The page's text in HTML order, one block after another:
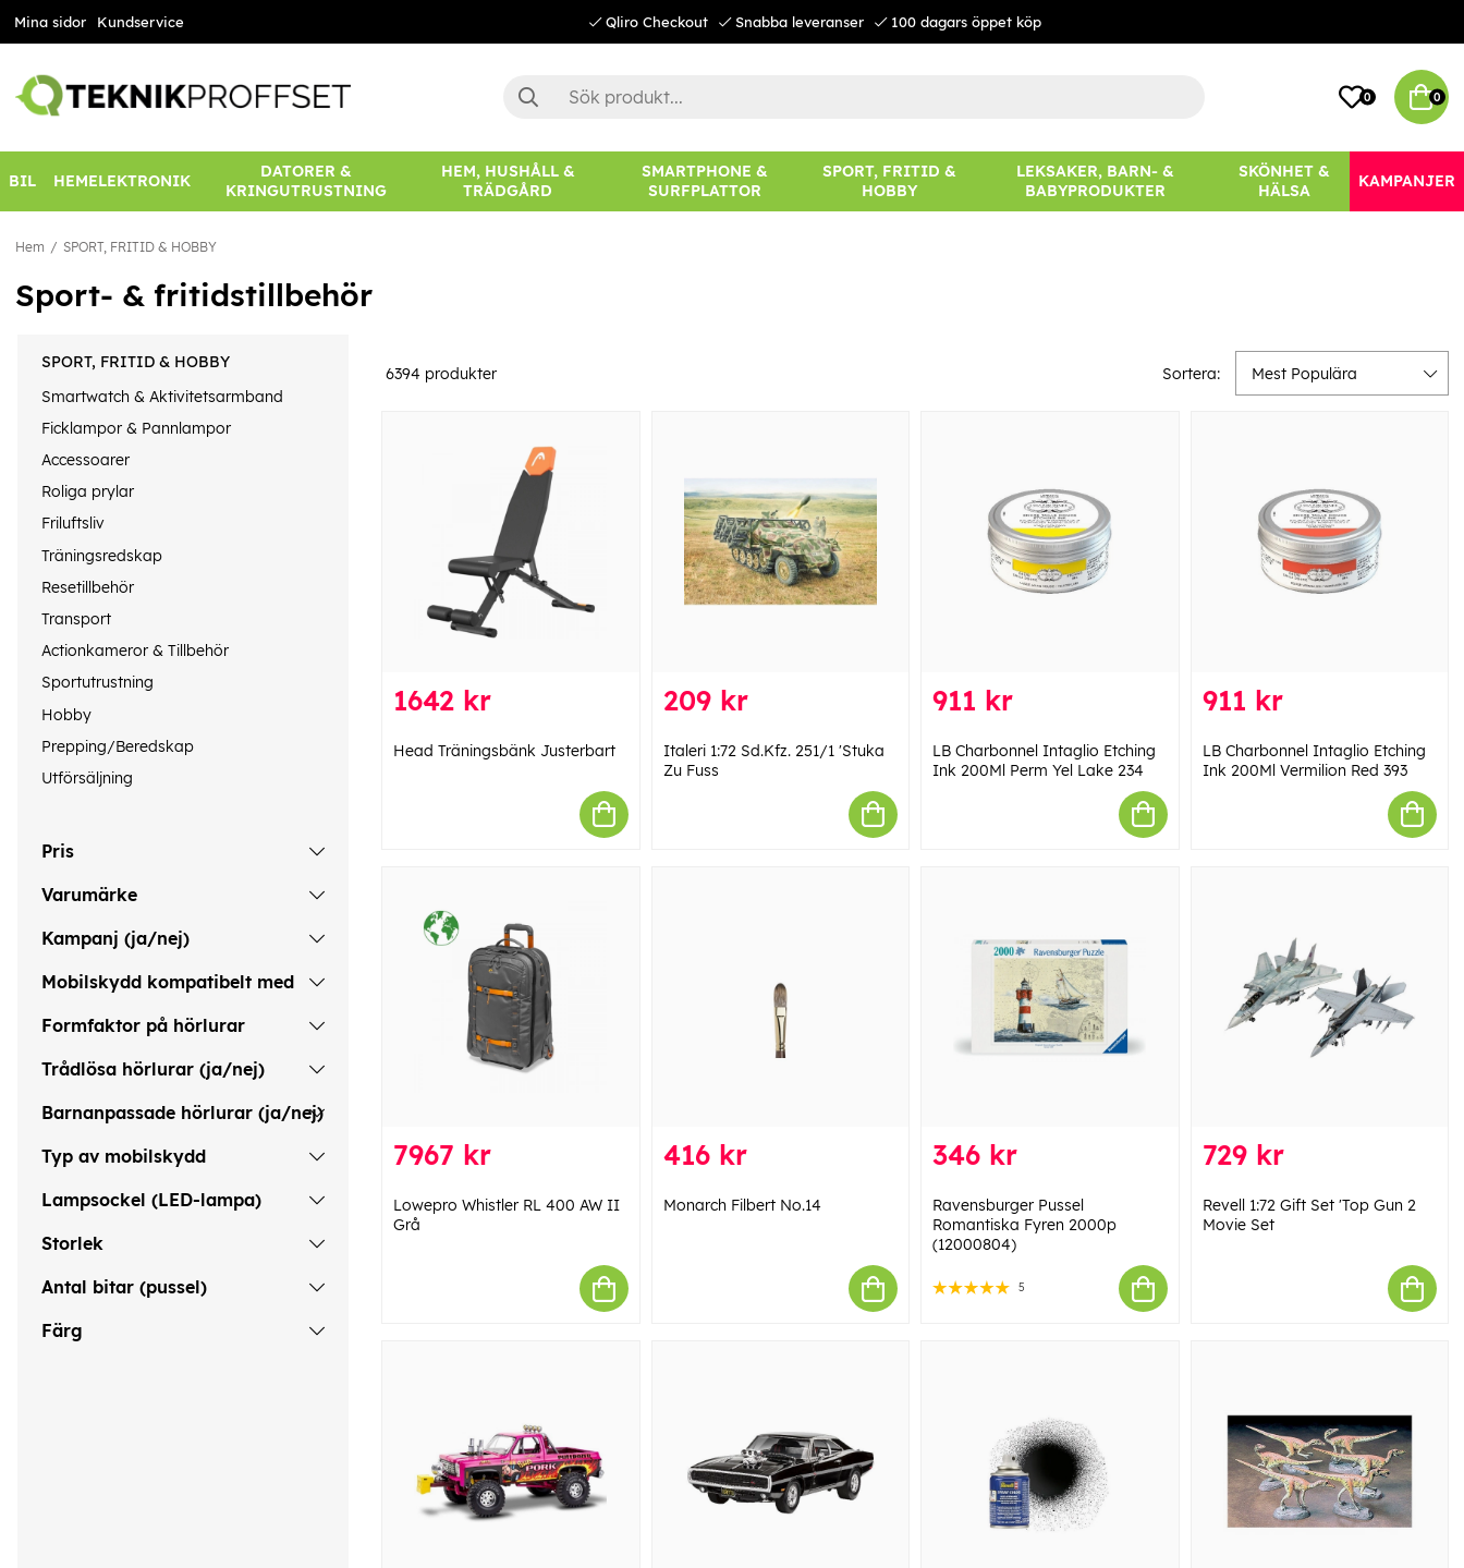
Mina sidor Kundservice Qliro Checkout Snabba leveranser 100 dagars öppet köp
0 0
BIL HEMELEKTRONIK
DATORER &
KRINGUTRUSTNING
HEM, HUSHÅLL &
TRÄDGÅRD
SMARTPHONE &
SURFPLATTOR
SPORT, FRITID &
HOBBY
LEKSAKER, BARN- &
BABYPRODUKTER
SKÖNHET &
HÄLSA
KAMPANJER
Hem SPORT, FRITID & HOBBY
Sport- & fritidstillbehör
SPORT, FRITID & HOBBY
Smartwatch & Aktivitetsarmband
Ficklampor & Pannlampor
Accessoarer
Roliga prylar
Friluftsliv
Träningsredskap
Resetillbehör
Transport
Actionkameror & Tillbehör
Sportutrustning
Hobby
Prepping/Beredskap
Utförsäljning
Pris
Varumärke
Kampanj (ja/nej)
Mobilskydd kompatibelt med
Formfaktor på hörlurar
Trådlösa hörlurar (ja/nej)
Barnanpassade hörlurar (ja/nej)
Typ av mobilskydd
Lampsockel (LED-lampa)
Storlek
Antal bitar (pussel)
Färg
6394 produkter Sortera: Mest Populära
1642 kr
Head Träningsbänk Justerbart
209 kr
Italeri 1:72 Sd.Kfz. 251/1 'Stuka
Zu Fuss
911 kr
LB Charbonnel Intaglio Etching
Ink 200Ml Perm Yel Lake 234
911 kr
LB Charbonnel Intaglio Etching
Ink 200Ml Vermilion Red 393
7967 kr
Lowepro Whistler RL 400 AW II
Grå
416 kr
Monarch Filbert No.14
346 kr
Ravensburger Pussel
Romantiska Fyren 2000p
(12000804)
5
729 kr
Revell 1:72 Gift Set 'Top Gun 2
Movie Set